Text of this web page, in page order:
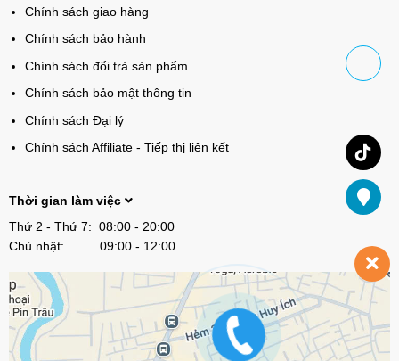
Chính sách giao hàng
Chính sách bảo hành
Chính sách đổi trả sản phẩm
Chính sách bảo mật thông tin
Chính sách Đại lý
Chính sách Affiliate - Tiếp thị liên kết
Thời gian làm việc
Thứ 2 - Thứ 7: 08:00 - 20:00
Chủ nhật: 09:00 - 12:00